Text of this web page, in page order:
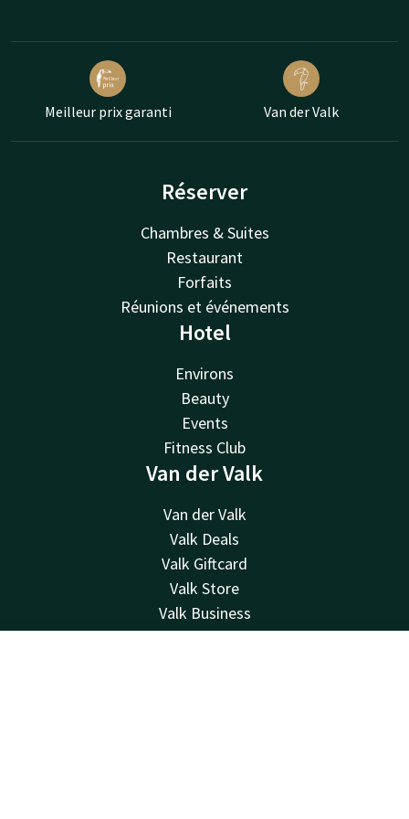
Meilleur prix garanti Van der Valk
Réserver
Chambres & Suites
Restaurant
Forfaits
Réunions et événements
Hotel
Environs
Beauty
Events
Fitness Club
Van der Valk
Van der Valk
Valk Deals
Valk Giftcard
Valk Store
Valk Business
Valk Life